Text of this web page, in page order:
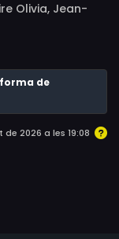
Olivia, Jean-
Lud
Julien Carette,
André Dalibert,
Bel
de
2026 a les 19:08